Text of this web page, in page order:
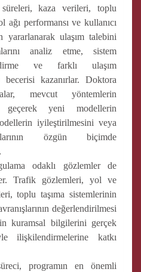
kaza verileri, toplu
ağı performansı ve kullanıcı
yararlanarak ulaşım talebini
analiz etme, sistem
ve farklı ulaşım
becerisi kazanırlar. Doktora
mevcut yöntemlerin
geçerek yeni modellerin
iyileştirilmesini veya
özgün biçimde
odaklı gözlemler de
Trafik gözlemleri, yol ve
toplu taşıma sistemlerinin
değerlendirilmesi
kuramsal bilgilerini gerçek
ilişkilendirmelerine katkı
programın en önemli